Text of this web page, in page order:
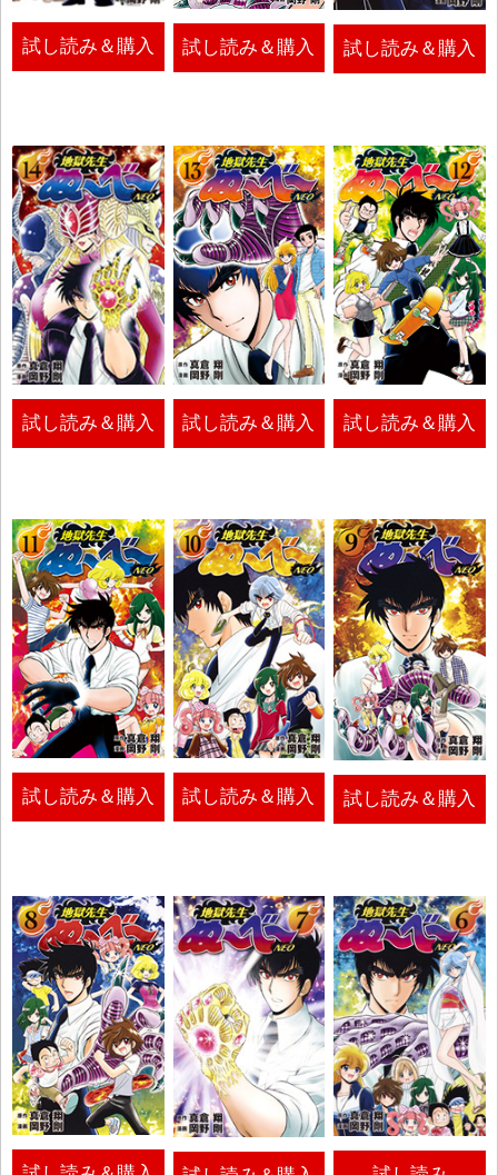
試し読み＆購入 試し読み＆購入 試し読み＆購入
試し読み＆購入 試し読み＆購入 試し読み＆購入
試し読み＆購入 試し読み＆購入 試し読み＆購入